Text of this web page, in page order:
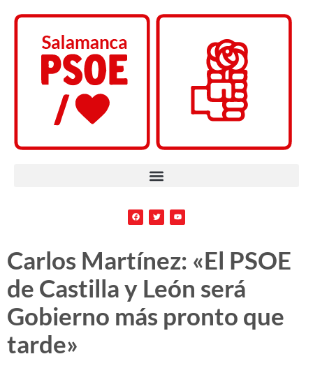
Carlos Martínez: «El PSOE
de Castilla y León será
Gobierno más pronto que
tarde»